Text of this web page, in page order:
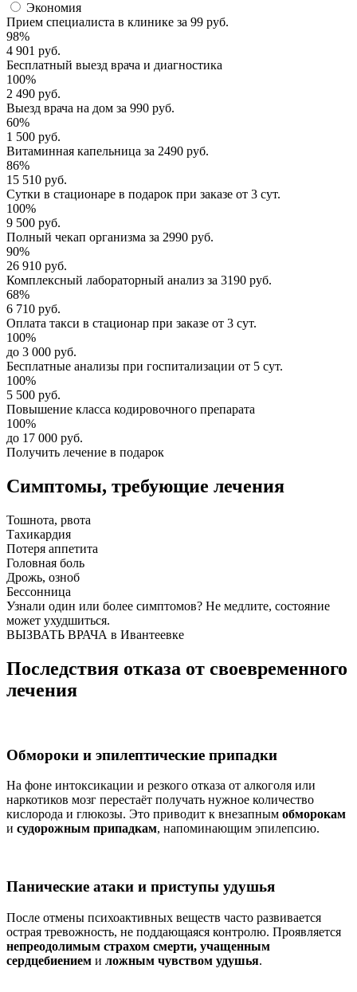
Экономия
Прием специалиста в клинике за 99 руб.
98%
4 901 руб.
Бесплатный выезд врача и диагностика
100%
2 490 руб.
Выезд врача на дом за 990 руб.
60%
1 500 руб.
Витаминная капельница за 2490 руб.
86%
15 510 руб.
Сутки в стационаре в подарок при заказе от 3 сут.
100%
9 500 руб.
Полный чекап организма за 2990 руб.
90%
26 910 руб.
Комплексный лабораторный анализ за 3190 руб.
68%
6 710 руб.
Оплата такси в стационар при заказе от 3 сут.
100%
до 3 000 руб.
Бесплатные анализы при госпитализации от 5 сут.
100%
5 500 руб.
Повышение класса кодировочного препарата
100%
до 17 000 руб.
Получить лечение в подарок
Симптомы, требующие лечения
Тошнота, рвота
Тахикардия
Потеря аппетита
Головная боль
Дрожь, озноб
Бессонница
Узнали один или более симптомов? Не медлите, состояние
может ухудшиться.
ВЫЗВАТЬ ВРАЧА в Ивантеевке
Последствия отказа от своевременного
лечения
Обмороки и эпилептические припадки
На фоне интоксикации и резкого отказа от алкоголя или
наркотиков мозг перестаёт получать нужное количество
кислорода и глюкозы. Это приводит к внезапным обморокам
и судорожным припадкам, напоминающим эпилепсию.
Панические атаки и приступы удушья
После отмены психоактивных веществ часто развивается
острая тревожность, не поддающаяся контролю. Проявляется
непреодолимым страхом смерти, учащенным
сердцебиением и ложным чувством удушья.